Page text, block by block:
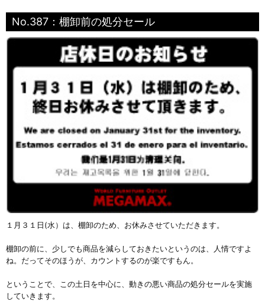
No.387：棚卸前の処分セール
１月３１日(水）は、棚卸のため、お休みさせていただきます。
棚卸の前に、少しでも商品を減らしておきたいというのは、人情ですよ
ね。だってそのほうが、カウントするのが楽ですもん。
ということで、この土日を中心に、動きの悪い商品の処分セールを実施
していきます。